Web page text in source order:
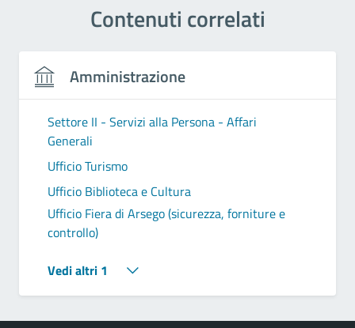
Contenuti correlati
Amministrazione
Settore II - Servizi alla Persona - Affari
Generali
Ufficio Turismo
Ufficio Biblioteca e Cultura
Ufficio Fiera di Arsego (sicurezza, forniture e
controllo)
Vedi altri 1